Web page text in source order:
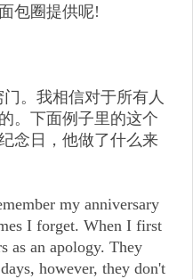
包圈提供呢!
。我相信对于所有人
。下面例子里的这个
念日，他做了什么来
my anniversary
I forget. When I first
as an apology. They
however, they don't